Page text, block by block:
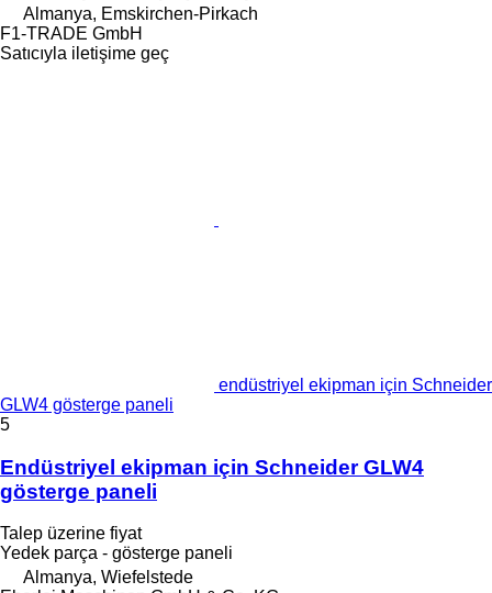
Almanya, Emskirchen-Pirkach
F1-TRADE GmbH
Satıcıyla iletişime geç
endüstriyel ekipman için Schneider
GLW4 gösterge paneli
5
Endüstriyel ekipman için Schneider GLW4
gösterge paneli
Talep üzerine fiyat
Yedek parça - gösterge paneli
Almanya, Wiefelstede